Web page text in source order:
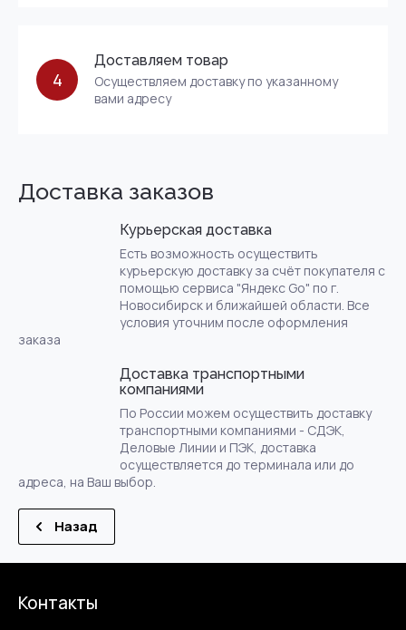
4
Доставляем товар
Осуществляем доставку по указанному
вами адресу
Доставка заказов
Курьерская доставка
Есть возможность осуществить
курьерскую доставку за счёт покупателя с
помощью сервиса "Яндекс Go" по г.
Новосибирск и ближайшей области. Все
условия уточним после оформления
заказа
Доставка транспортными
компаниями
По России можем осуществить доставку
транспортными компаниями - СДЭК,
Деловые Линии и ПЭК, доставка
осуществляется до терминала или до
адреса, на Ваш выбор.
Назад
Контакты